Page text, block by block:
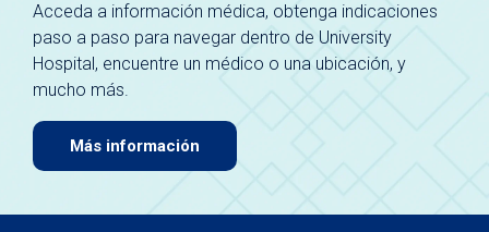
Acceda a información médica, obtenga indicaciones
paso a paso para navegar dentro de University
Hospital, encuentre un médico o una ubicación, y
mucho más.
Más información